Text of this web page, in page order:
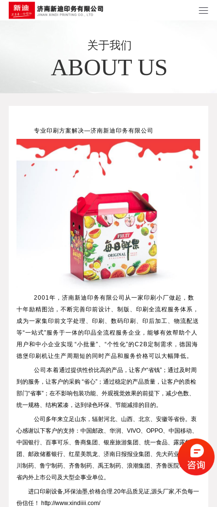
关于我们
ABOUT US
专业印刷方案解决—济南新迪印务有限公司
2001年，济南新迪印务有限公司从一家印刷小厂做起，数
十年励精图治，不断完善印前设计、制版、印刷全流程服务体系，
成为一家集印前文字处理、印刷、数码印刷、印后加工、物流配送
等“一站式”服务于一体的印品全流程服务企业，能够有效帮助个人
用户和中小企业实现 “小批量”、“个性化”的C2B定制需求，德国海
德堡印刷机让生产周期短的同时产品和服务价格可以大幅降低。
公司本着通过提供性价比高的产品，让客户“省钱”；通过及时周
到的服务，让客户的采购 “省心”；通过稳定的产品质量，让客户的质检
部门“省事”；在不影响包装功能、外观视觉效果的前提下，减少色数、
统一规格、结构紧凑，达到绿色环保、节能减排的目的。
公司多年来立足山东，辐射河北、山西、北京、安徽等省份。衷
心感谢以下客户的支持：中国邮政、华润、VIVO、OPPO、中国移动、
中国银行、百事可乐、鲁商集团、银座旅游集团、统一食品、露露集
团、邮政储蓄银行、红星美凯龙、济南日报报业集团、先大药业、锦绣
川制药、鲁宁制药、齐鲁制药、禹王制药、浪潮集团、齐鲁医院等众多
省内外上市公司及大型企事业单位。
进口印刷设备,环保油墨,价格合理.20年品质见证,源头厂家,不负每一
份信任！ http://www.xindiiii.com/